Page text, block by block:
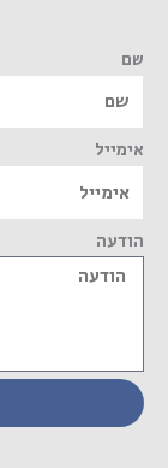
שם
אימייל
הודעה